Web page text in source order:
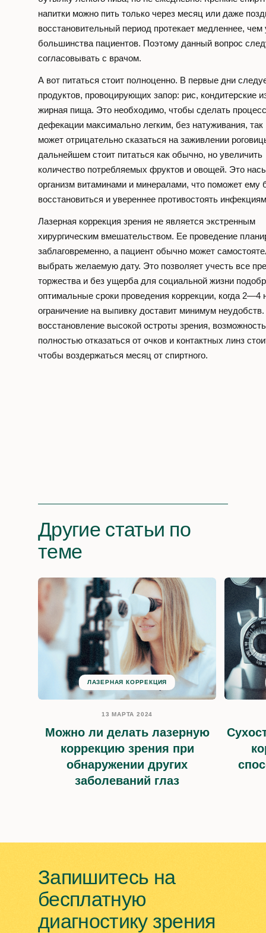
напитки можно пить только через месяц или даже
восстановительный период протекает медленнее, чем
большинства пациентов. Поэтому данный вопрос
согласовывать с врачом.
А вот питаться стоит полноценно. В первые дни
продуктов, провоцирующих запор: рис, кондитерские
жирная пища. Это необходимо, чтобы сделать процесс
дефекации максимально легким, без натуживания, так
может отрицательно сказаться на заживлении
дальнейшем стоит питаться как обычно, но увеличить
количество потребляемых фруктов и овощей. Это
организм витаминами и минералами, что поможет ему
восстановиться и увереннее противостоять
Лазерная коррекция зрения не является экстренным
хирургическим вмешательством. Ее проведение
заблаговременно, а пациент обычно может
выбрать желаемую дату. Это позволяет учесть все
торжества и без ущерба для социальной жизни
оптимальные сроки проведения коррекции, когда 2—4
ограничение на выпивку доставит минимум
восстановление высокой остроты зрения, возможность
полностью отказаться от очков и контактных линз
чтобы воздержаться месяц от спиртного.
Другие статьи по
теме
ЛАЗЕРНАЯ КОРРЕКЦИЯ
13 МАРТА 2024
Можно ли делать лазерную
коррекцию зрения при
обнаружении других
заболеваний глаз
Запишитесь на
бесплатную
диагностику зрения